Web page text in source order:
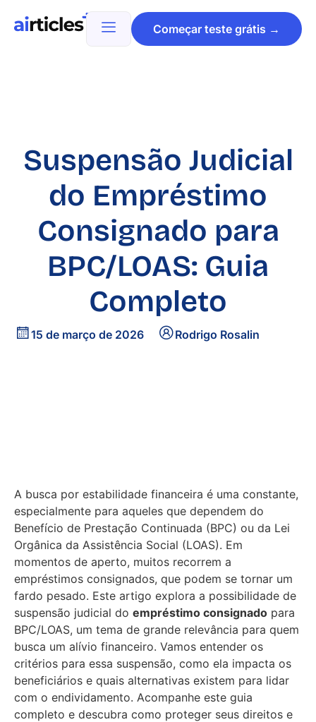
Começar teste grátis →
Suspensão Judicial
do Empréstimo
Consignado para
BPC/LOAS: Guia
Completo
15 de março de 2026 Rodrigo Rosalin
A busca por estabilidade financeira é uma constante,
especialmente para aqueles que dependem do
Benefício de Prestação Continuada (BPC) ou da Lei
Orgânica da Assistência Social (LOAS). Em
momentos de aperto, muitos recorrem a
empréstimos consignados, que podem se tornar um
fardo pesado. Este artigo explora a possibilidade de
suspensão judicial do empréstimo consignado para
BPC/LOAS, um tema de grande relevância para quem
busca um alívio financeiro. Vamos entender os
critérios para essa suspensão, como ela impacta os
beneficiários e quais alternativas existem para lidar
com o endividamento. Acompanhe este guia
completo e descubra como proteger seus direitos e